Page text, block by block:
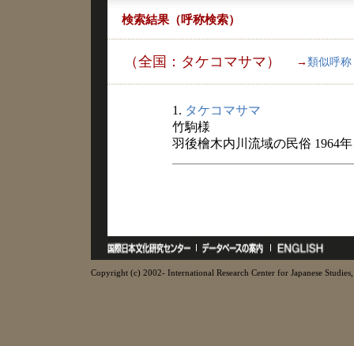
検索結果（呼称検索）
（全国：タケコマサマ） → 類似呼称
1. タケコマサマ
竹駒様
羽後檜木内川流域の民俗 1964年
Copyright (c) 2002- International Research Center for Japanese